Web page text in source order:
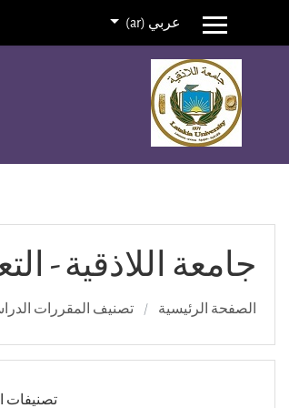
تخطي إلى المحتوى الرئيسي
واجهة جانبيةعربي ‎(ar)‎
جامعة اللاذقية -
الصفحة الرئيسية تصنيف المقررات
تصنيفات